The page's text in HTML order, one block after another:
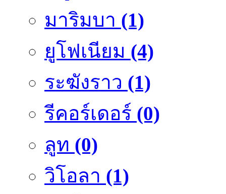
มาริมบา (1)
ยูโฟเนียม (4)
ระฆังราว (1)
รีคอร์เดอร์ (0)
ลูท (0)
วิโอลา (1)